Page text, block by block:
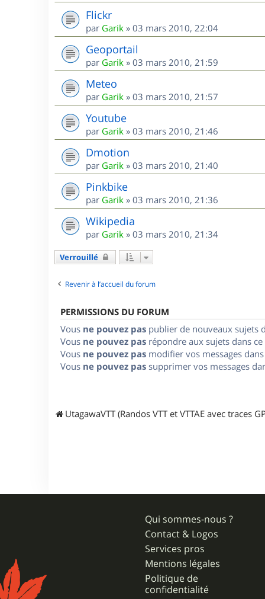
Flickr
par Garik » 03 mars 2010, 22:04
Geoportail
par Garik » 03 mars 2010, 21:59
Meteo
par Garik » 03 mars 2010, 21:57
Youtube
par Garik » 03 mars 2010, 21:46
Dmotion
par Garik » 03 mars 2010, 21:40
Pinkbike
par Garik » 03 mars 2010, 21:36
Wikipedia
par Garik » 03 mars 2010, 21:34
Verrouillé
Revenir à l’accueil du forum
PERMISSIONS DU FORUM
Vous ne pouvez pas publier de nouveaux sujets
Vous ne pouvez pas répondre aux sujets dans
Vous ne pouvez pas modifier vos messages
Vous ne pouvez pas supprimer vos messages
UtagawaVTT (Randos VTT et VTTAE avec traces
Qui sommes-nous ?
Contact & Logos
Services pros
Mentions légales
Politique de
confidentialité